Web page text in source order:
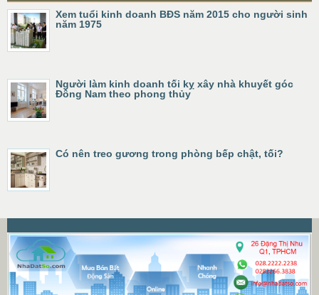
Xem tuổi kinh doanh BĐS năm 2015 cho người sinh
năm 1975
Người làm kinh doanh tối kỵ xây nhà khuyết góc
Đông Nam theo phong thủy
Có nên treo gương trong phòng bếp chật, tối?